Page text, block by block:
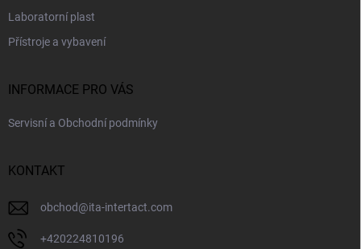
Laboratorní plast
Přístroje a vybavení
INFORMACE PRO VÁS
Servisní a Obchodní podmínky
KONTAKT
obchod@ita-intertact.com
+420224810196